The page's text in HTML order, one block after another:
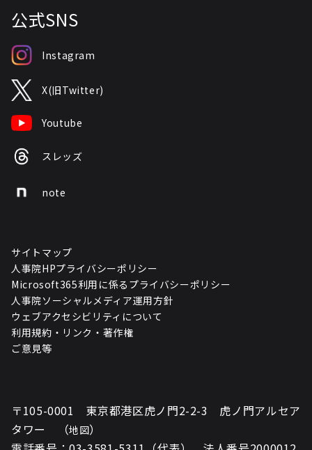
公式SNS
Instagram
X(旧Twitter)
Youtube
スレッズ
note
サイトマップ
人事院HPプライバシーポリシー
Microsoft365利用に係るプライバシーポリシー
人事院ソーシャルメディア運用方針
ウェブアクセシビリティについて
利用規約・リンク・著作権
ご意見等
〒105-0001 東京都港区虎ノ門2-2-3 虎ノ門アルセア
タワー （地図）